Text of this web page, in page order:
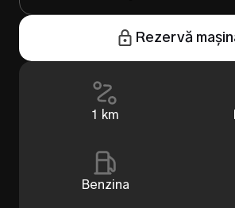
Rezervă
1 km
Benzina